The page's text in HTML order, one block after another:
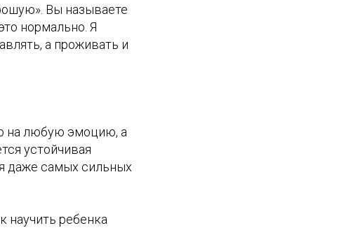
Вы называете
нормально. Я
а проживать и
на любую эмоцию, а
устойчивая
даже самых сильных
научить ребенка